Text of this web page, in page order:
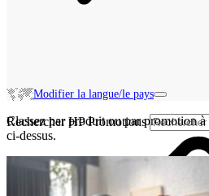
Modifier la langue/le pays
Rechercher HP Promotions
Classez par produit ou par promotion
ci-dessus.